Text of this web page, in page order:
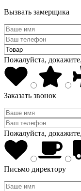
Вызвать замерщика
Пожалуйста,
Заказать звонок
Пожалуйста,
Письмо директору